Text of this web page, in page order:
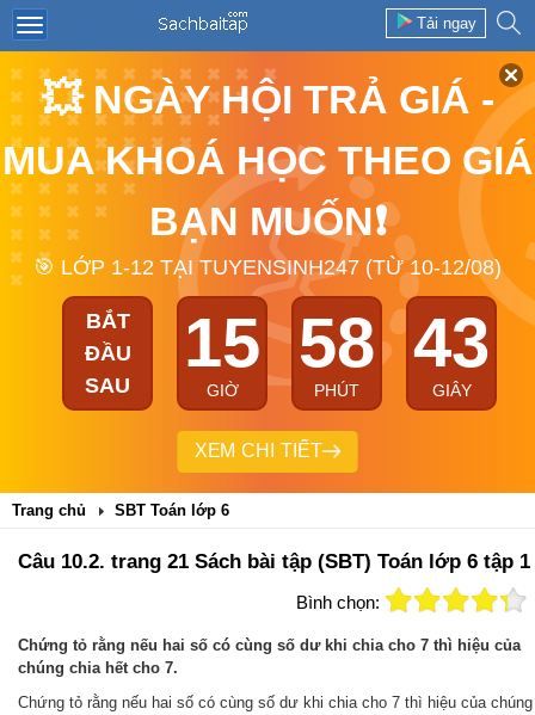
Tải ngay
💥 NGÀY HỘI TRẢ GIÁ -
MUA KHOÁ HỌC THEO GIÁ
BẠN MUỐN❗
🎯 LỚP 1-12 TẠI TUYENSINH247 (TỪ 10-12/08)
BẮT
ĐẦU
SAU
15
GIỜ
58
PHÚT
43
GIÂY
XEM CHI TIẾT
Trang chủ SBT Toán lớp 6
Câu 10.2. trang 21 Sách bài tập (SBT) Toán lớp 6 tập 1
Bình chọn:
Chứng tỏ rằng nếu hai số có cùng số dư khi chia cho 7 thì hiệu của
chúng chia hết cho 7.
Chứng tỏ rằng nếu hai số có cùng số dư khi chia cho 7 thì hiệu của chúng